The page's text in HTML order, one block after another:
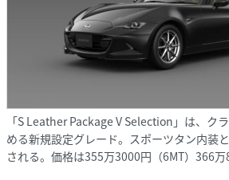
「S Leather Package V Selection」は、ク
める新規設定グレード。スポーツタン内装
される。価格は355万3000円（6MT）366万